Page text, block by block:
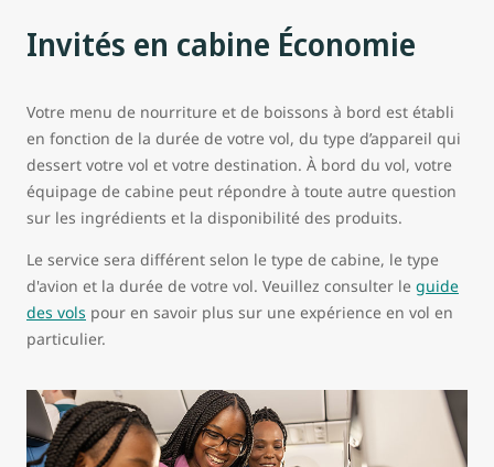
Invités en cabine Économie
Votre menu de nourriture et de boissons à bord est établi
en fonction de la durée de votre vol, du type d’appareil qui
dessert votre vol et votre destination. À bord du vol, votre
équipage de cabine peut répondre à toute autre question
sur les ingrédients et la disponibilité des produits.
Le service sera différent selon le type de cabine, le type
d'avion et la durée de votre vol. Veuillez consulter le guide
des vols pour en savoir plus sur une expérience en vol en
particulier.